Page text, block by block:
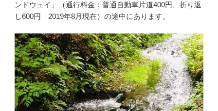
ンドウェイ」（通行料金：普通自動車片道400円、折り返
し600円 2019年8月現在）の途中にあります。